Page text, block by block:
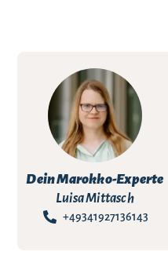
Dein Marokko-Experte
Luisa Mittasch
+49341927136143